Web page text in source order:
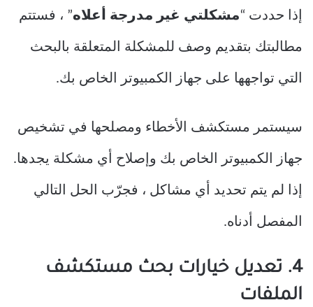
إذا حددت “مشكلتي غير مدرجة أعلاه” ، فستتم
مطالبتك بتقديم وصف للمشكلة المتعلقة بالبحث
التي تواجهها على جهاز الكمبيوتر الخاص بك.
سيستمر مستكشف الأخطاء ومصلحها في تشخيص
جهاز الكمبيوتر الخاص بك وإصلاح أي مشكلة يجدها.
إذا لم يتم تحديد أي مشاكل ، فجرّب الحل التالي
المفصل أدناه.
4. تعديل خيارات بحث مستكشف
الملفات